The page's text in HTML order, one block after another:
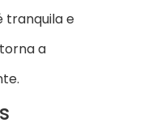
tranquila e
a